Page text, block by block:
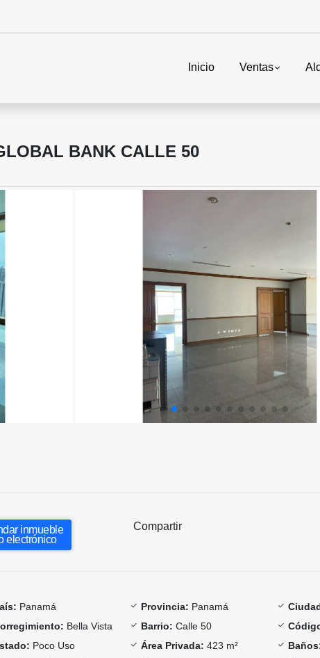
Inicio Ventas
BANK CALLE 50
inmueble
electrónico
Compartir
Panamá Provincia: Panamá
Bella Vista Barrio: Calle 50
Poco Uso Área Privada: 423 m²